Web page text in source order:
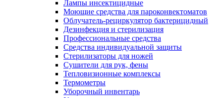
Лампы инсектицидные
Моющие средства для пароконвектоматов
Облучатель-рециркулятор бактерицидный
Дезинфекция и стерилизация
Профессиональные средства
Средства индивидуальной защиты
Стерилизаторы для ножей
Сушители для рук, фены
Тепловизионные комплексы
Термометры
Уборочный инвентарь